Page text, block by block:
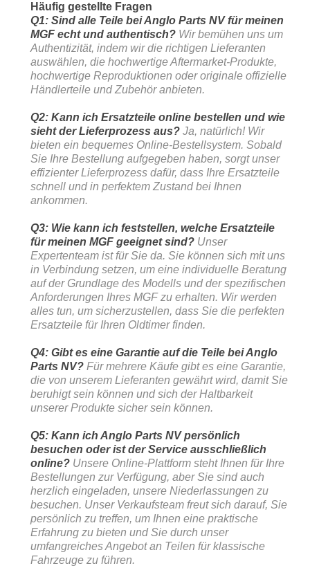
Häufig gestellte Fragen
Q1: Sind alle Teile bei Anglo Parts NV für meinen
MGF echt und authentisch? Wir bemühen uns um
Authentizität, indem wir die richtigen Lieferanten
auswählen, die hochwertige Aftermarket-Produkte,
hochwertige Reproduktionen oder originale offizielle
Händlerteile und Zubehör anbieten.
Q2: Kann ich Ersatzteile online bestellen und wie
sieht der Lieferprozess aus? Ja, natürlich! Wir
bieten ein bequemes Online-Bestellsystem. Sobald
Sie Ihre Bestellung aufgegeben haben, sorgt unser
effizienter Lieferprozess dafür, dass Ihre Ersatzteile
schnell und in perfektem Zustand bei Ihnen
ankommen.
Q3: Wie kann ich feststellen, welche Ersatzteile
für meinen MGF geeignet sind? Unser
Expertenteam ist für Sie da. Sie können sich mit uns
in Verbindung setzen, um eine individuelle Beratung
auf der Grundlage des Modells und der spezifischen
Anforderungen Ihres MGF zu erhalten. Wir werden
alles tun, um sicherzustellen, dass Sie die perfekten
Ersatzteile für Ihren Oldtimer finden.
Q4: Gibt es eine Garantie auf die Teile bei Anglo
Parts NV? Für mehrere Käufe gibt es eine Garantie,
die von unserem Lieferanten gewährt wird, damit Sie
beruhigt sein können und sich der Haltbarkeit
unserer Produkte sicher sein können.
Q5: Kann ich Anglo Parts NV persönlich
besuchen oder ist der Service ausschließlich
online? Unsere Online-Plattform steht Ihnen für Ihre
Bestellungen zur Verfügung, aber Sie sind auch
herzlich eingeladen, unsere Niederlassungen zu
besuchen. Unser Verkaufsteam freut sich darauf, Sie
persönlich zu treffen, um Ihnen eine praktische
Erfahrung zu bieten und Sie durch unser
umfangreiches Angebot an Teilen für klassische
Fahrzeuge zu führen.